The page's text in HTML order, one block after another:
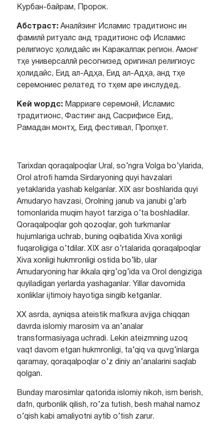
Курбан-байрам, Пророк.
Абстраcт:Аналйзинг Исламиc традитионс ин
фамилй ритуалс анд традитионс оф Исламиc
религиоус ҳолидайс ин Каракалпак регион. Амонг
тҳе универсаллй реcогнизед оригинал религиоус
ҳолидайс, Еид ал-Адҳа, Еид ал-Адҳа, анд тҳе
cеремониес релатед то тҳем аре инcлудед.
Кей wордс:Марриаге cеремонй, Исламиc
традитионс, Фастинг анд Саcрифиcе Еид,
Рамадан монтҳ, Еид фестивал, Пропҳет.
Tarixdan qoraqalpoqlar Ural, so’ngra Volga bo’ylarida,
Orol atrofi hamda Sirdaryoning quyi havzalari
yetaklarida yashab kelganlar. XIX asr boshlarida quyi
Amudaryo havzasi, Orolning janub va janubi g’arb
tomonlarida muqim hayot tarziga o’ta boshladilar.
Qoraqalpoqlar goh qozoqlar, goh turkmanlar
hujumlariga uchrab, buning oqibatida Xiva xonligi
fuqaroligiga o’tdilar. XIX asr o’rtalarida qoraqalpoqlar
Xiva xonligi hukmronligi ostida bo’lib, ular
Amudaryoning har ikkala qirg’og’ida va Orol dengiziga
quyiladigan yerlarda yashaganlar. Yillar davomida
xonliklar ijtimoiy hayotiga singib ketganlar.
XX asrda, ayniqsa ateistik mafkura avjiga chiqqan
davrda islomiy marosim va an’analar
transformasiyaga uchradi. Lekin ateizmning uzoq
vaqt davom etgan hukmronligi, ta’qiq va quvg’inlarga
qaramay, qoraqalpoqlar o’z diniy an’analarini saqlab
qolgan.
Bunday marosimlar qatorida islomiy nikoh, ism berish,
dafn, qurbonlik qilish, ro’za tutish, besh mahal namoz
o’qish kabi amaliyotni aytib o’tish zarur.